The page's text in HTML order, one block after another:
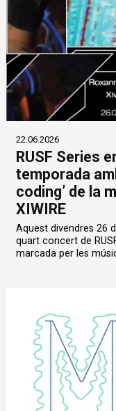
22.06.2026
RUSF Series
temporada
coding’ de la
XIWIRE
Aquest divendres 26
quart concert de
marcada per les